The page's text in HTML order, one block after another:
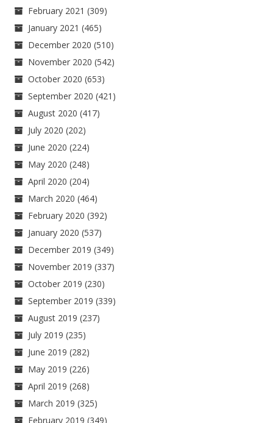
February 2021 (309)
January 2021 (465)
December 2020 (510)
November 2020 (542)
October 2020 (653)
September 2020 (421)
August 2020 (417)
July 2020 (202)
June 2020 (224)
May 2020 (248)
April 2020 (204)
March 2020 (464)
February 2020 (392)
January 2020 (537)
December 2019 (349)
November 2019 (337)
October 2019 (230)
September 2019 (339)
August 2019 (237)
July 2019 (235)
June 2019 (282)
May 2019 (226)
April 2019 (268)
March 2019 (325)
February 2019 (349)